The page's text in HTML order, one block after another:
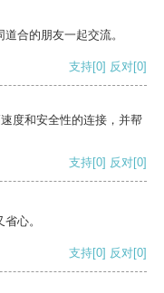
合的朋友一起交流。
支持[0] 反对[0]
度和安全性的连接，并帮
支持[0] 反对[0]
心。
支持[0] 反对[0]